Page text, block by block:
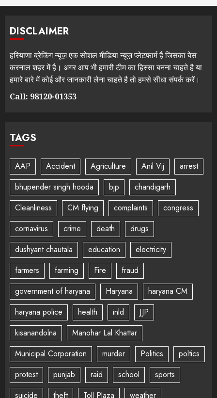
DISCLAIMER
हरियाणा ब्रेकिंग न्यूज़ एक सोशल मीडिया न्यूज़ प्लेटफार्म है जिसका बेस
करनाल शहर में है। अगर आप भी हमारी टीम का हिस्सा बनना चाहते है या
हमारे बारे में कोई और जानकारी लेना चाहते है तो हमसे सीधा संपर्क करें।
Call: 98120-01353
TAGS
AAP Accident Agriculture Anil Vij
arrest
bhupender singh hooda
bjp
chandigarh
Cleanliness
CM flying complaints
congress
cornavirus
crime death
drugs
dushyant chautala
education
electricity
farmers
farming Fire
fraud
government of haryana
Haryana
haryana CM
haryana police
health inld
JJP
kisanandolna
Manohar Lal Khattar
Municipal Corporation
murder Politics
poltics
protest
punjab raid school
sports
suicide
theft Toll Plaza weather